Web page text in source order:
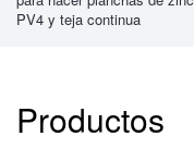
PV4 y teja continua
Productos